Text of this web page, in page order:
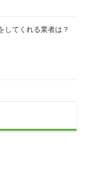
してくれる業者は？